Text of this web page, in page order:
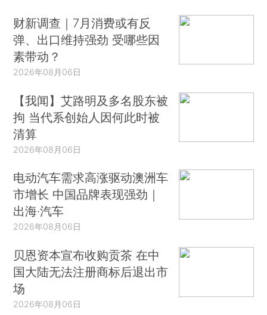
财新调查｜7月消费或有反
弹、出口维持强劲 受哪些因
素带动？
2026年08月06日
【我闻】艾路明及多名股东被
拘 当代系创始人因何此时被
清算
2026年08月06日
电动汽车需求高涨驱动澳洲车
市增长 中国品牌表现强劲｜
出海·汽车
2026年08月06日
贝恩资本宣布收购贡茶 在中
国大陆无法注册商标后退出市
场
2026年08月06日